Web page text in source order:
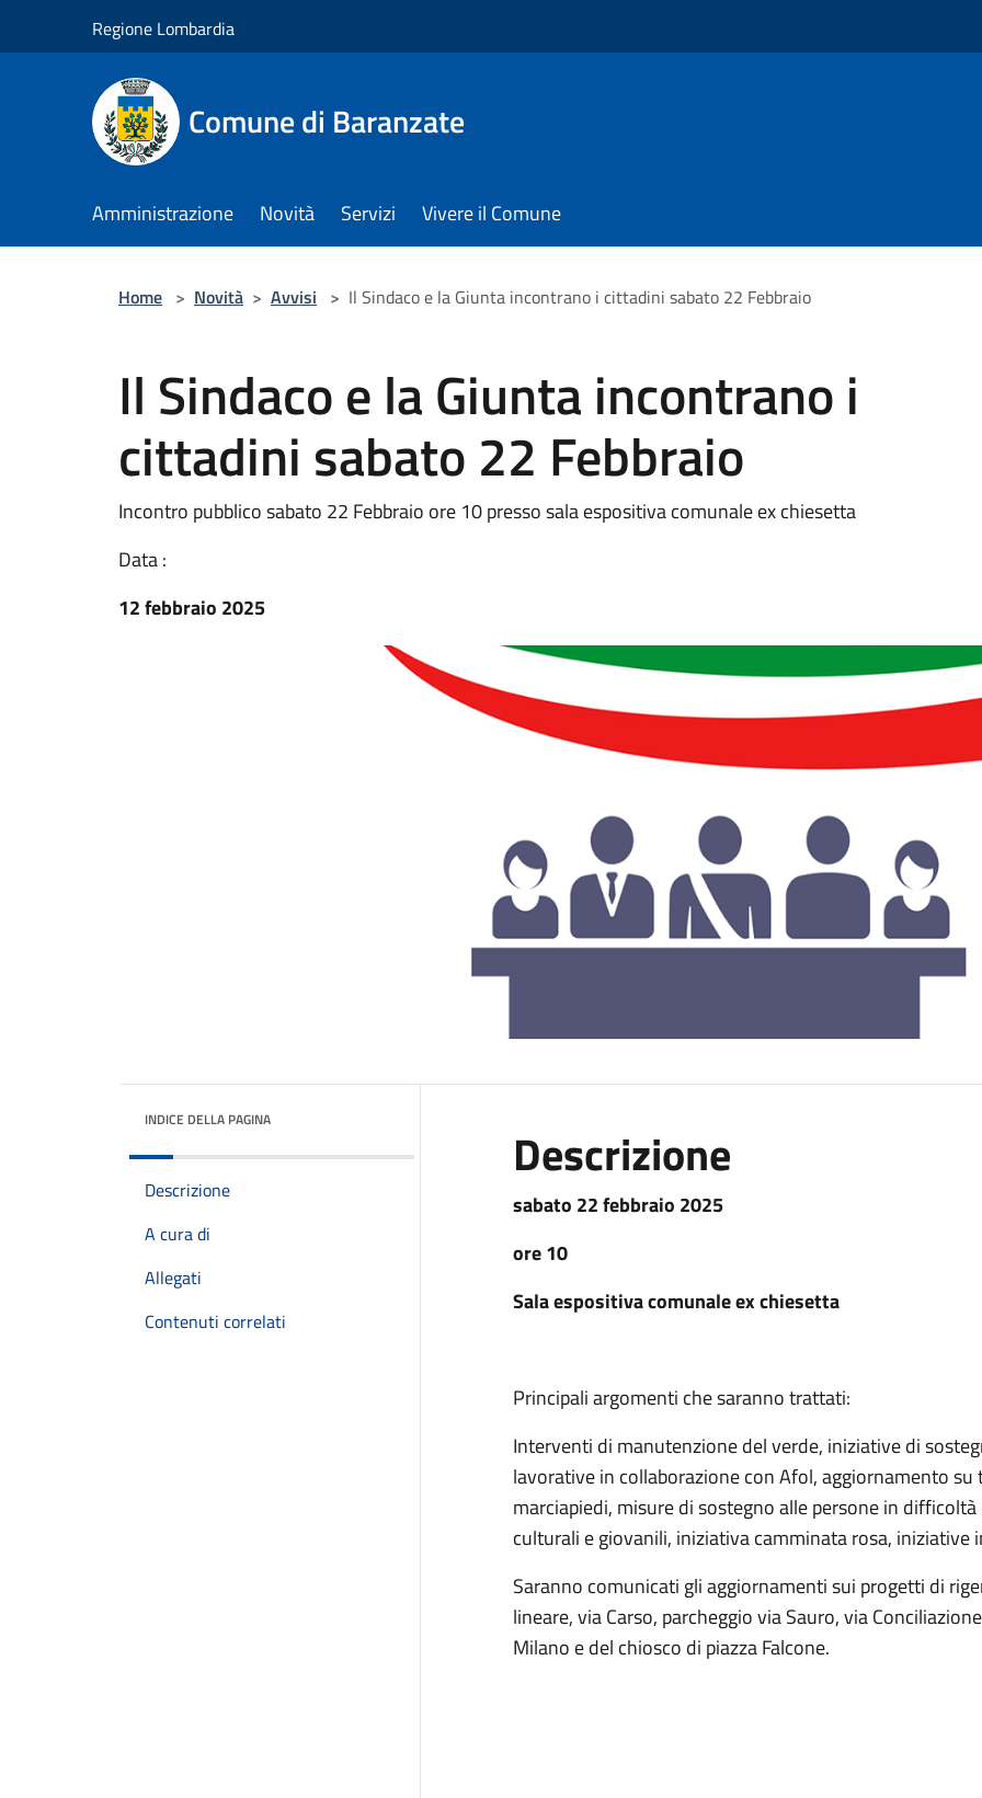
Regione Lombardia
Comune di Baranzate
Amministrazione Novità Servizi Vivere il Comune
Home > Novità > Avvisi > Il Sindaco e la Giunta incontrano i cittadini sabato 22 Febbraio
Il Sindaco e la Giunta incontrano i
cittadini sabato 22 Febbraio
Incontro pubblico sabato 22 Febbraio ore 10 presso sala espositiva comunale ex chiesetta
Data :
12 febbraio 2025
INDICE DELLA PAGINA
Descrizione
A cura di
Allegati
Contenuti correlati
Descrizione
sabato 22 febbraio 2025
ore 10
Sala espositiva comunale ex chiesetta
Principali argomenti che saranno trattati:
Interventi di manutenzione del verde, iniziative di
lavorative in collaborazione con Afol, aggiornamento
marciapiedi, misure di sostegno alle persone in
culturali e giovanili, iniziativa camminata rosa, iniziative
Saranno comunicati gli aggiornamenti sui progetti di
lineare, via Carso, parcheggio via Sauro, via
Milano e del chiosco di piazza Falcone.